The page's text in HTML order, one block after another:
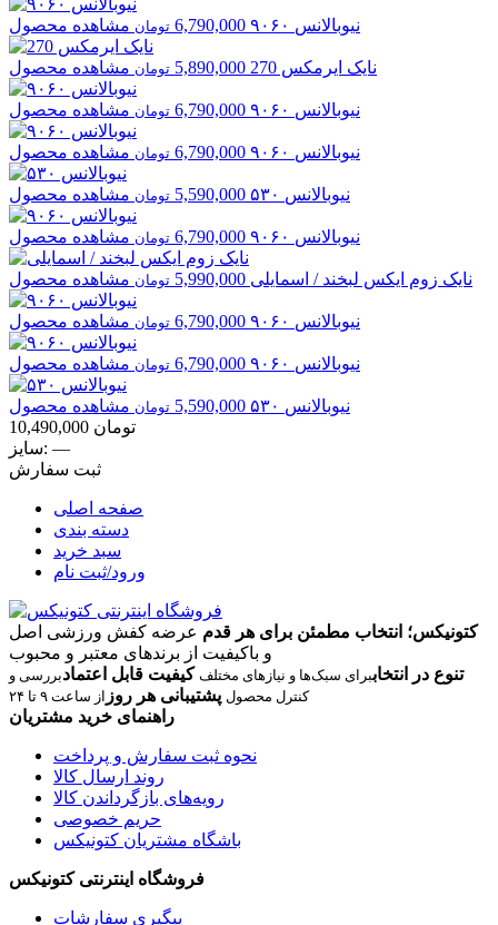
نیوبالانس ۹۰۶۰ 6,790,000 تومان مشاهده محصول
نایک ایرمکس 270 5,890,000 تومان مشاهده محصول
نیوبالانس ۹۰۶۰ 6,790,000 تومان مشاهده محصول
نیوبالانس ۹۰۶۰ 6,790,000 تومان مشاهده محصول
نیوبالانس ۵۳۰ 5,590,000 تومان مشاهده محصول
نیوبالانس ۹۰۶۰ 6,790,000 تومان مشاهده محصول
نایک زوم ایکس لبخند / اسمایلی 5,990,000 تومان مشاهده محصول
نیوبالانس ۹۰۶۰ 6,790,000 تومان مشاهده محصول
نیوبالانس ۹۰۶۰ 6,790,000 تومان مشاهده محصول
نیوبالانس ۵۳۰ 5,590,000 تومان مشاهده محصول
10,490,000 تومان
سایز: —
ثبت سفارش
صفحه اصلی
دسته بندی
سبد خرید
ورود/ثبت نام
کتونیکس؛ انتخاب مطمئن برای هر قدم عرضه کفش ورزشی اصل
و باکیفیت از برندهای معتبر و محبوب
تنوع در انتخاببرای سبک‌ها و نیازهای مختلف کیفیت قابل اعتمادبررسی و
کنترل محصول پشتیبانی هر روز از ساعت ۹ تا ۲۴
راهنمای خرید مشتریان
نحوه ثبت سفارش و پرداخت
روند ارسال کالا
رویه‌های بازگرداندن کالا
حریم خصوصی
باشگاه مشتریان کتونیکس
فروشگاه اینترنتی کتونیکس
پیگیری سفارشات